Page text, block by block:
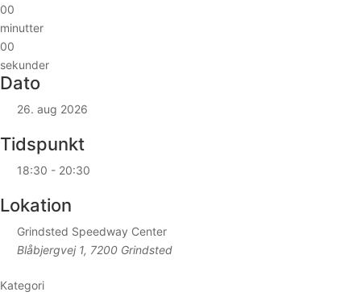
00
minutter
00
sekunder
Dato
26. aug 2026
Tidspunkt
18:30 - 20:30
Lokation
Grindsted Speedway Center
Blåbjergvej 1, 7200 Grindsted
Kategori